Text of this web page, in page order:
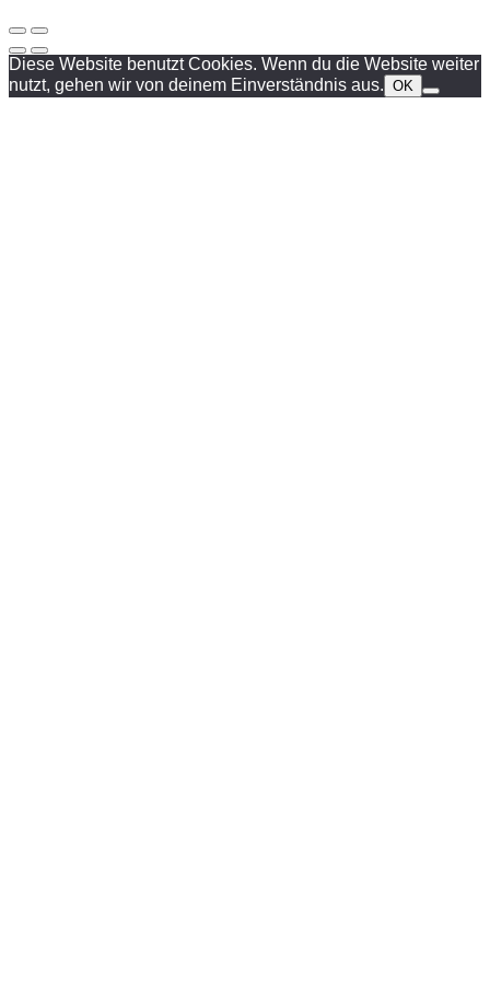
Diese Website benutzt Cookies. Wenn du die Website weiter
nutzt, gehen wir von deinem Einverständnis aus. OK